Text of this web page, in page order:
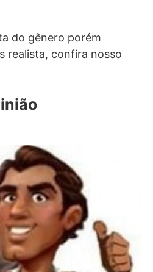
do gênero porém
realista, confira nosso